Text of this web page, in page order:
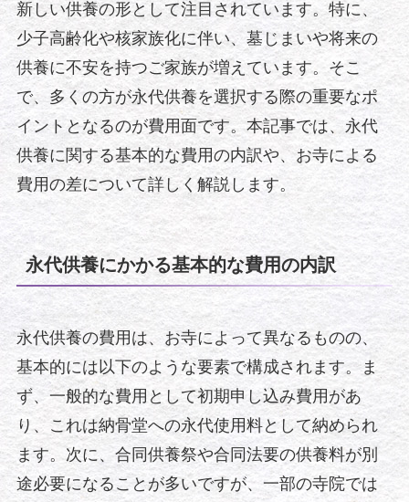
新しい供養の形として注目されています。特に、
少子高齢化や核家族化に伴い、墓じまいや将来の
供養に不安を持つご家族が増えています。そこ
で、多くの方が永代供養を選択する際の重要なポ
イントとなるのが費用面です。本記事では、永代
供養に関する基本的な費用の内訳や、お寺による
費用の差について詳しく解説します。
永代供養にかかる基本的な費用の内訳
永代供養の費用は、お寺によって異なるものの、
基本的には以下のような要素で構成されます。ま
ず、一般的な費用として初期申し込み費用があ
り、これは納骨堂への永代使用料として納められ
ます。次に、合同供養祭や合同法要の供養料が別
途必要になることが多いですが、一部の寺院では